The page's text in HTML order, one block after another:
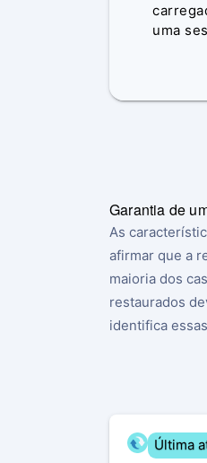
uma
Garantia de
As
afirmar que a
maioria dos
restaurados
identifica
Última